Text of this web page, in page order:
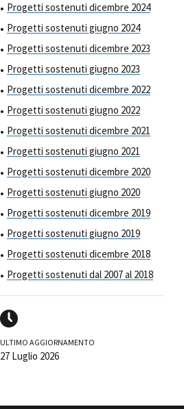
Progetti sostenuti dicembre 2024
Progetti sostenuti giugno 2024
Progetti sostenuti dicembre 2023
Progetti sostenuti giugno 2023
Progetti sostenuti dicembre 2022
Progetti sostenuti giugno 2022
Progetti sostenuti dicembre 2021
Progetti sostenuti giugno 2021
Progetti sostenuti dicembre 2020
Progetti sostenuti giugno 2020
Progetti sostenuti dicembre 2019
Progetti sostenuti giugno 2019
Progetti sostenuti dicembre 2018
Progetti sostenuti dal 2007 al 2018
ULTIMO AGGIORNAMENTO
27 Luglio 2026